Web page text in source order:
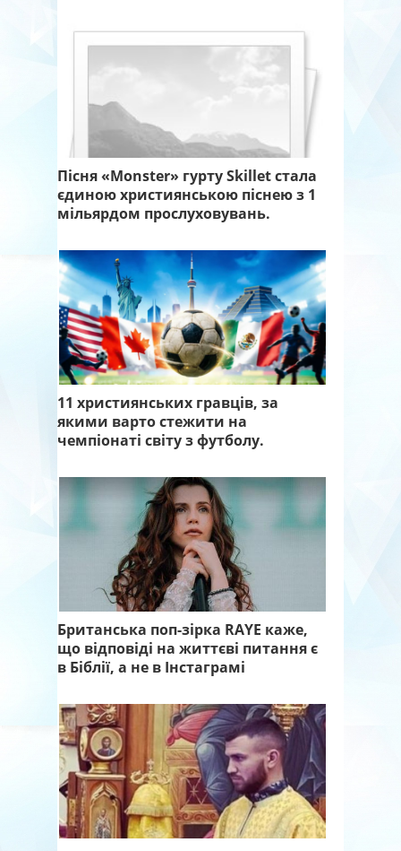
Пісня «Monster» гурту Skillet стала
єдиною християнською піснею з 1
мільярдом прослуховувань.
11 християнських гравців, за
якими варто стежити на
чемпіонаті світу з футболу.
Британська поп-зірка RAYE каже,
що відповіді на життєві питання є
в Біблії, а не в Інстаграмі